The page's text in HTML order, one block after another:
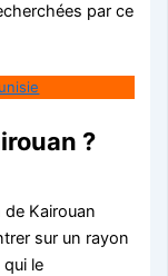
par ce
?
Kairouan
sur un rayon
le